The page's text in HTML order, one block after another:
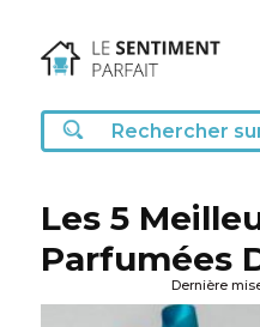
Les 5
Parfumées
Dernière